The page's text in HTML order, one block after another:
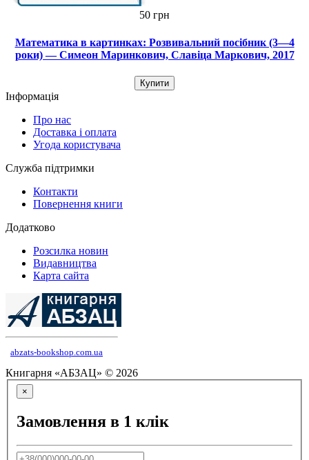
50 грн
Математика в картинках: Розвивальний посібник (3—4
роки) — Симеон Маринкович, Славіца Маркович, 2017
Купити
Інформація
Про нас
Доставка і оплата
Угода користувача
Служба підтримки
Контакти
Повернення книги
Додатково
Розсилка новин
Видавництва
Карта сайта
abzats-bookshop.com.ua
Книгарня «АБЗАЦ» © 2026
×
Замовлення в 1 клік